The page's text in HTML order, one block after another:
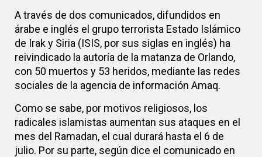
A través de dos comunicados, difundidos en
árabe e inglés el grupo terrorista Estado Islámico
de Irak y Siria (ISIS, por sus siglas en inglés) ha
reivindicado la autoría de la matanza de Orlando,
con 50 muertos y 53 heridos, mediante las redes
sociales de la agencia de información Amaq.
Como se sabe, por motivos religiosos, los
radicales islamistas aumentan sus ataques en el
mes del Ramadan, el cual durará hasta el 6 de
julio. Por su parte, según dice el comunicado en